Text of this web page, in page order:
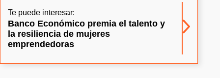
Te puede interesar:
Banco Económico premia el talento y
la resiliencia de mujeres
emprendedoras